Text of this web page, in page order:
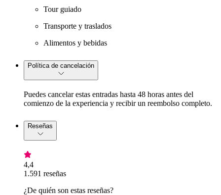
Tour guiado
Transporte y traslados
Alimentos y bebidas
Política de cancelación
Puedes cancelar estas entradas hasta 48 horas antes del
comienzo de la experiencia y recibir un reembolso completo.
Reseñas
4,4
1.591 reseñas
¿De quién son estas reseñas?